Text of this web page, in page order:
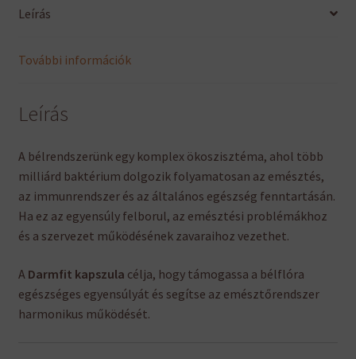
Leírás
További információk
Leírás
A bélrendszerünk egy komplex ökoszisztéma, ahol több
milliárd baktérium dolgozik folyamatosan az emésztés,
az immunrendszer és az általános egészség fenntartásán.
Ha ez az egyensúly felborul, az emésztési problémákhoz
és a szervezet működésének zavaraihoz vezethet.
A Darmfit kapszula célja, hogy támogassa a bélflóra
egészséges egyensúlyát és segítse az emésztőrendszer
harmonikus működését.